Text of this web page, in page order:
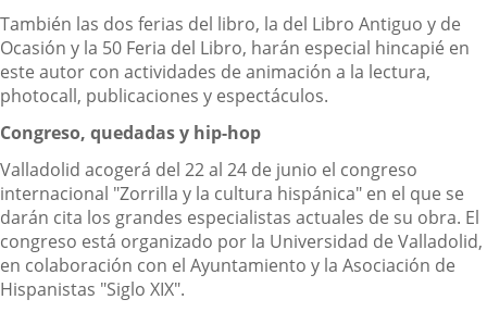
También las dos ferias del libro, la del Libro Antiguo y de
Ocasión y la 50 Feria del Libro, harán especial hincapié en
este autor con actividades de animación a la lectura,
photocall, publicaciones y espectáculos.
Congreso, quedadas y hip-hop
Valladolid acogerá del 22 al 24 de junio el congreso
internacional "Zorrilla y la cultura hispánica" en el que se
darán cita los grandes especialistas actuales de su obra. El
congreso está organizado por la Universidad de Valladolid,
en colaboración con el Ayuntamiento y la Asociación de
Hispanistas "Siglo XIX".